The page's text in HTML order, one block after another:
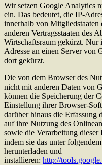
Wir setzen Google Analytics
ein. Das bedeutet, die IP-
innerhalb von
anderen Vertragsstaaten des
Wirtschaftsraum gekürzt.
Adresse an einen Server von
dort gekürzt.
Die von dem Browser des
nicht mit anderen Daten von
können die Speicherung der
Einstellung ihrer Browser-
darüber hinaus die Erfassung
auf ihre Nutzung des
sowie die Verarbeitung
indem sie das unter
herunterladen und
installieren: http://